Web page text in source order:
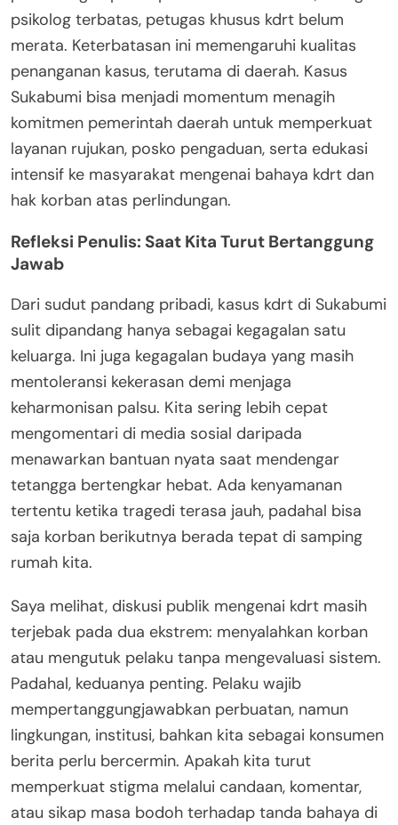
psikolog terbatas, petugas khusus kdrt belum
merata. Keterbatasan ini memengaruhi kualitas
penanganan kasus, terutama di daerah. Kasus
Sukabumi bisa menjadi momentum menagih
komitmen pemerintah daerah untuk memperkuat
layanan rujukan, posko pengaduan, serta edukasi
intensif ke masyarakat mengenai bahaya kdrt dan
hak korban atas perlindungan.
Refleksi Penulis: Saat Kita Turut Bertanggung
Jawab
Dari sudut pandang pribadi, kasus kdrt di Sukabumi
sulit dipandang hanya sebagai kegagalan satu
keluarga. Ini juga kegagalan budaya yang masih
mentoleransi kekerasan demi menjaga
keharmonisan palsu. Kita sering lebih cepat
mengomentari di media sosial daripada
menawarkan bantuan nyata saat mendengar
tetangga bertengkar hebat. Ada kenyamanan
tertentu ketika tragedi terasa jauh, padahal bisa
saja korban berikutnya berada tepat di samping
rumah kita.
Saya melihat, diskusi publik mengenai kdrt masih
terjebak pada dua ekstrem: menyalahkan korban
atau mengutuk pelaku tanpa mengevaluasi sistem.
Padahal, keduanya penting. Pelaku wajib
mempertanggungjawabkan perbuatan, namun
lingkungan, institusi, bahkan kita sebagai konsumen
berita perlu bercermin. Apakah kita turut
memperkuat stigma melalui candaan, komentar,
atau sikap masa bodoh terhadap tanda bahaya di